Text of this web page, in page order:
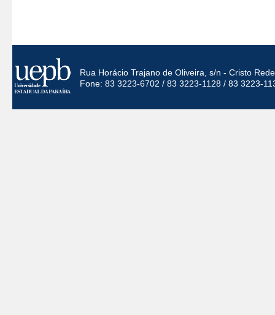
Rua Horácio Trajano de Oliveira, s/n - Cristo
Fone: 83 3223-6702 / 83 3223-1128 / 83 3223-